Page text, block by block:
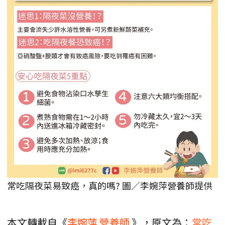
常吃隔夜菜易致癌，真的嗎? 圖／李婉萍營養師提供